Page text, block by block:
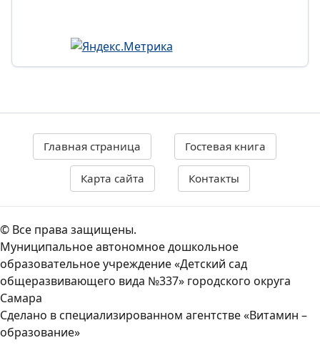
Главная страница Гостевая книга
Карта сайта Контакты
© Все права защищены.
Муниципальное автономное дошкольное
образовательное учреждение «Детский сад
общеразвивающего вида №337» городского округа
Самара
Сделано в специализированном агентстве «Витамин –
образование»